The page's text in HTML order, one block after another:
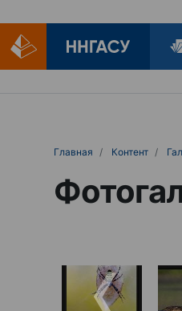
Главная Контент